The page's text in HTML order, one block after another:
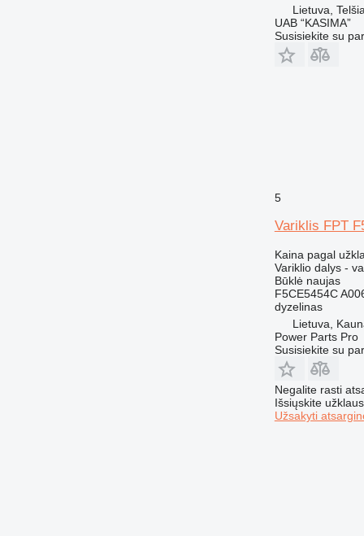
Lietuva,
UAB “KASIMA”
Susisiekite su
5
Variklis FPT
Kaina pagal
Variklio dalys -
Būklėnaujas
F5CE5454C
dyzelinas
Lietuva,
Power Parts Pro
Susisiekite su
Negalite rasti
Išsiųskite
Užsakyti